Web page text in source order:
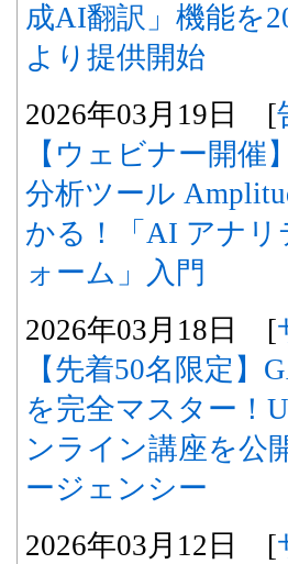
成AI翻訳」機能を
より提供開始
2026年03月19日 [
【ウェビナー開
分析ツール
かる！「AI アナ
ォーム」入門
2026年03月18日 [
【先着50名限定】
を完全マスター！
ンライン講座を公
ージェンシー
2026年03月12日 [